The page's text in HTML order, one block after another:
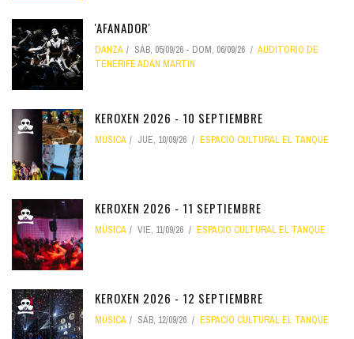
'AFANADOR'
DANZA SÁB, 05/09/26 - DOM, 06/09/26
AUDITORIO DE
TENERIFE ADÁN MARTÍN
KEROXEN 2026 - 10 SEPTIEMBRE
MÚSICA JUE, 10/09/26 ESPACIO CULTURAL EL TANQUE
KEROXEN 2026 - 11 SEPTIEMBRE
MÚSICA VIE, 11/09/26 ESPACIO CULTURAL EL TANQUE
KEROXEN 2026 - 12 SEPTIEMBRE
MÚSICA SÁB, 12/09/26 ESPACIO CULTURAL EL TANQUE